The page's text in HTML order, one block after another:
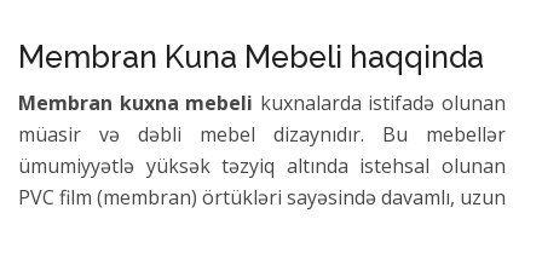
Membran Kuna Mebeli haqqinda
Membran kuxna mebeli kuxnalarda istifadə olunan
müasir və dəbli mebel dizaynıdır. Bu mebellər
ümumiyyətlə yüksək təzyiq altında istehsal olunan
PVC film (membran) örtükləri sayəsində davamlı, uzun